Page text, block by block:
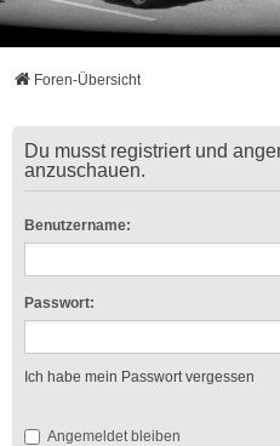
Foren-Übersicht
Du musst registriert und
anzuschauen.
Benutzername:
Passwort:
Ich habe mein Passwort vergessen
Angemeldet bleiben